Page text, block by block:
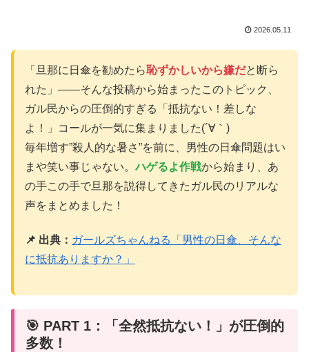
2026.05.11
「旦那に日傘を勧めたら恥ずかしいから嫌だと断ら
れた」――そんな投稿から始まったこのトピック、
ガル民からの圧倒的すぎる「抵抗ない！差しな
よ！」コールが一気に集まりました(´∀｀)
毎年増す”殺人的な暑さ”を前に、男性の日傘問題はい
まや笑い事じゃない。ハゲるよ作戦から始まり、あ
の手この手で旦那を説得してきたガル民のリアルな
声をまとめました！
📌 出典： ガールズちゃんねる「男性の日傘、そんな
に抵抗ありますか？」
🎯 PART 1：「全然抵抗ない！」が圧倒的
多数！